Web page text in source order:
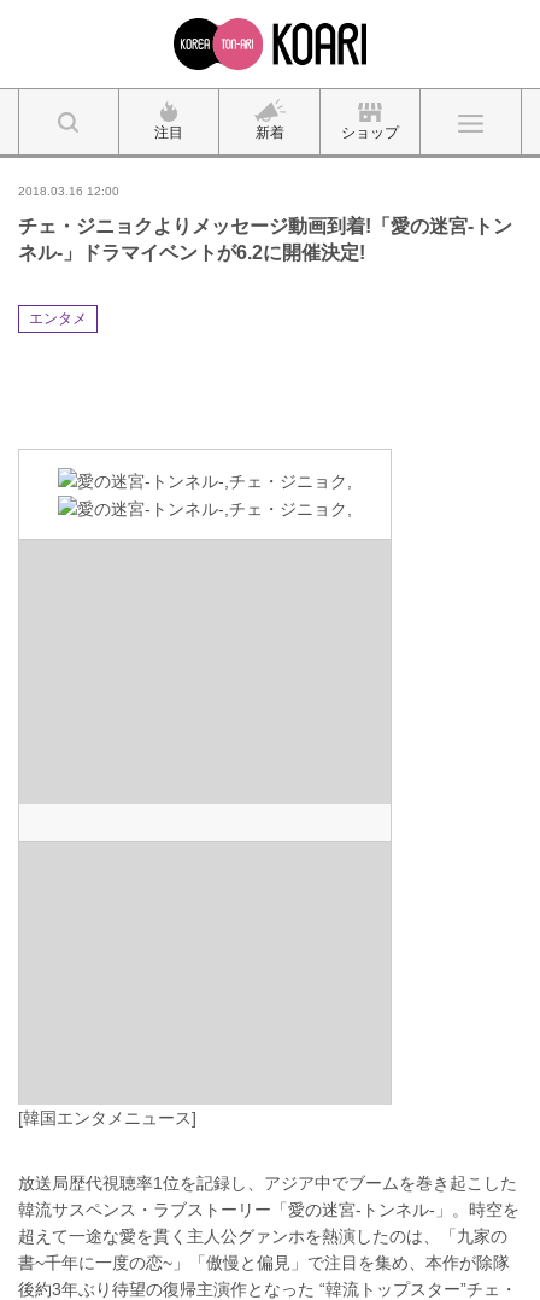
注目 新着 ショップ
2018.03.16 12:00
チェ・ジニョクよりメッセージ動画到着!「愛の迷宮‐トン
ネル‐」ドラマイベントが6.2に開催決定!
エンタメ
[韓国エンタメニュース]
放送局歴代視聴率1位を記録し、アジア中でブームを巻き起こした
韓流サスペンス・ラブストーリー「愛の迷宮-トンネル-」。時空を
超えて一途な愛を貫く主人公グァンホを熱演したのは、「九家の
書~千年に一度の恋~」「傲慢と偏見」で注目を集め、本作が除隊
後約3年ぶり待望の復帰主演作となった “韓流トップスター”チェ・